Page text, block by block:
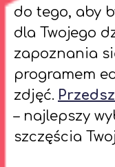
do tego, aby
dla Twojego
zapoznania
programem
zdjęć.
– najlepszy
szczęścia